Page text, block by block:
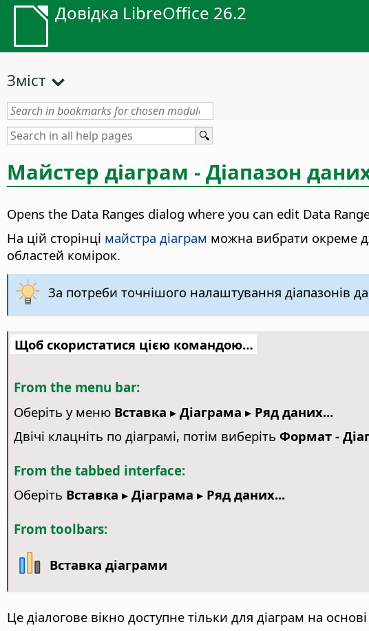
Довідка LibreOffice 26.2
Зміст
Майстер діаграм - Діапазон
Opens the Data Ranges dialog where you can edit Data
На цій сторінці майстра діаграм можна вибрати окреме
областей комірок.
За потреби точнішого налаштування діапазонів
Щоб скористатися цією командою…
From the menu bar:
Оберіть у меню Вставка ▸ Діаграма ▸ Ряд даних...
Двічі клацніть по діаграмі, потім виберіть Формат -
From the tabbed interface:
Оберіть Вставка ▸ Діаграма ▸ Ряд даних...
From toolbars:
Вставка діаграми
Це діалогове вікно доступне тільки для діаграм на